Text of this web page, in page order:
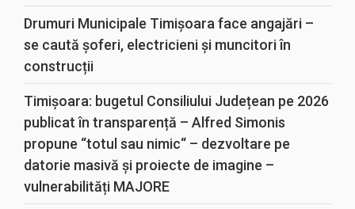
Drumuri Municipale Timișoara face angajări –
se caută șoferi, electricieni și muncitori în
construcții
Timișoara: bugetul Consiliului Județean pe 2026
publicat în transparență – Alfred Simonis
propune “totul sau nimic“ – dezvoltare pe
datorie masivă și proiecte de imagine –
vulnerabilități MAJORE